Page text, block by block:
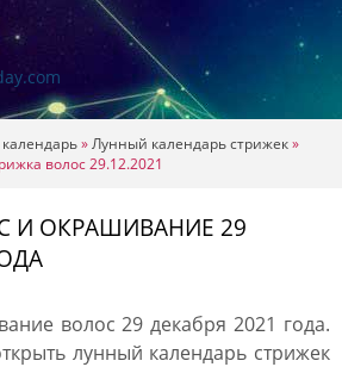
»Лунный календарь стрижек»
волос 29.12.2021
И ОКРАШИВАНИЕ 29
волос 29 декабря 2021 года.
лунный календарь стрижек